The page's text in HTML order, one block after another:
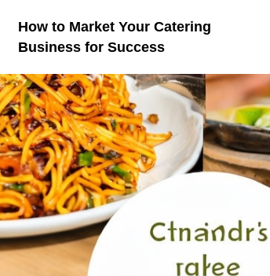
How to Market Your Catering
Business for Success